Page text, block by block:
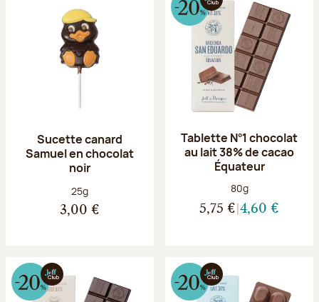
Sucette canard
Samuel en chocolat
noir
Poids net :
25g
3,00 €
Tablette N°1 chocolat
au lait 38% de cacao
Équateur
Poids net :
80g
5,75 € 4,60 €